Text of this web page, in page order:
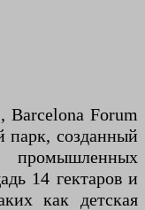
Barcelona Forum
парк, созданный
промышленных
14 гектаров и
как детская